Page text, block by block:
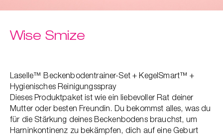
Wise Smize
Laselle™ Beckenbodentrainer-Set + KegelSmart™ +
Hygienisches Reinigungsspray
Dieses Produktpaket ist wie ein liebevoller Rat deiner
Mutter oder besten Freundin. Du bekommst alles, was du
für die Stärkung deines Beckenbodens brauchst, um
Harninkontinenz zu bekämpfen, dich auf eine Geburt